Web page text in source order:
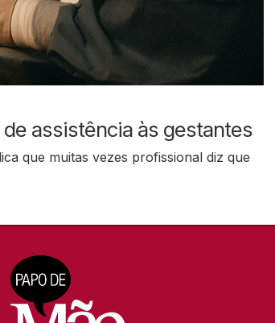
assistência às gestantes
que muitas vezes profissional diz que